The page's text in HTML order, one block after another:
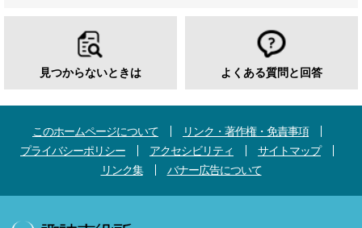
見つからないときは よくある質問と回答
このホームページについて
リンク・著作権・免責事項
プライバシーポリシー
アクセシビリティ
サイトマップ
リンク集
バナー広告について